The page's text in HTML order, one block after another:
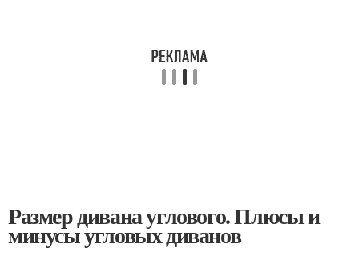
Размер дивана углового. Плюсы и
минусы угловых диванов